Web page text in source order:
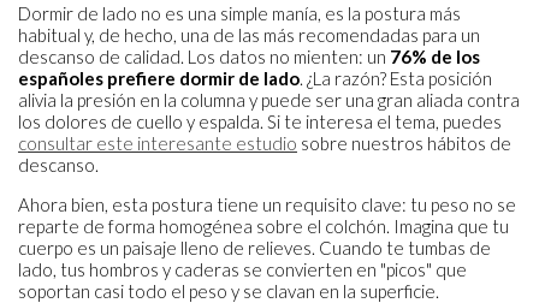
Dormir de lado no es una simple manía, es la postura más
habitual y, de hecho, una de las más recomendadas para un
descanso de calidad. Los datos no mienten: un 76% de los
españoles prefiere dormir de lado . ¿La razón? Esta posición
alivia la presión en la columna y puede ser una gran aliada contra
los dolores de cuello y espalda. Si te interesa el tema, puedes
consultar este interesante estudio sobre nuestros hábitos de
descanso.
Ahora bien, esta postura tiene un requisito clave: tu peso no se
reparte de forma homogénea sobre el colchón. Imagina que tu
cuerpo es un paisaje lleno de relieves. Cuando te tumbas de
lado, tus hombros y caderas se convierten en "picos" que
soportan casi todo el peso y se clavan en la superficie.